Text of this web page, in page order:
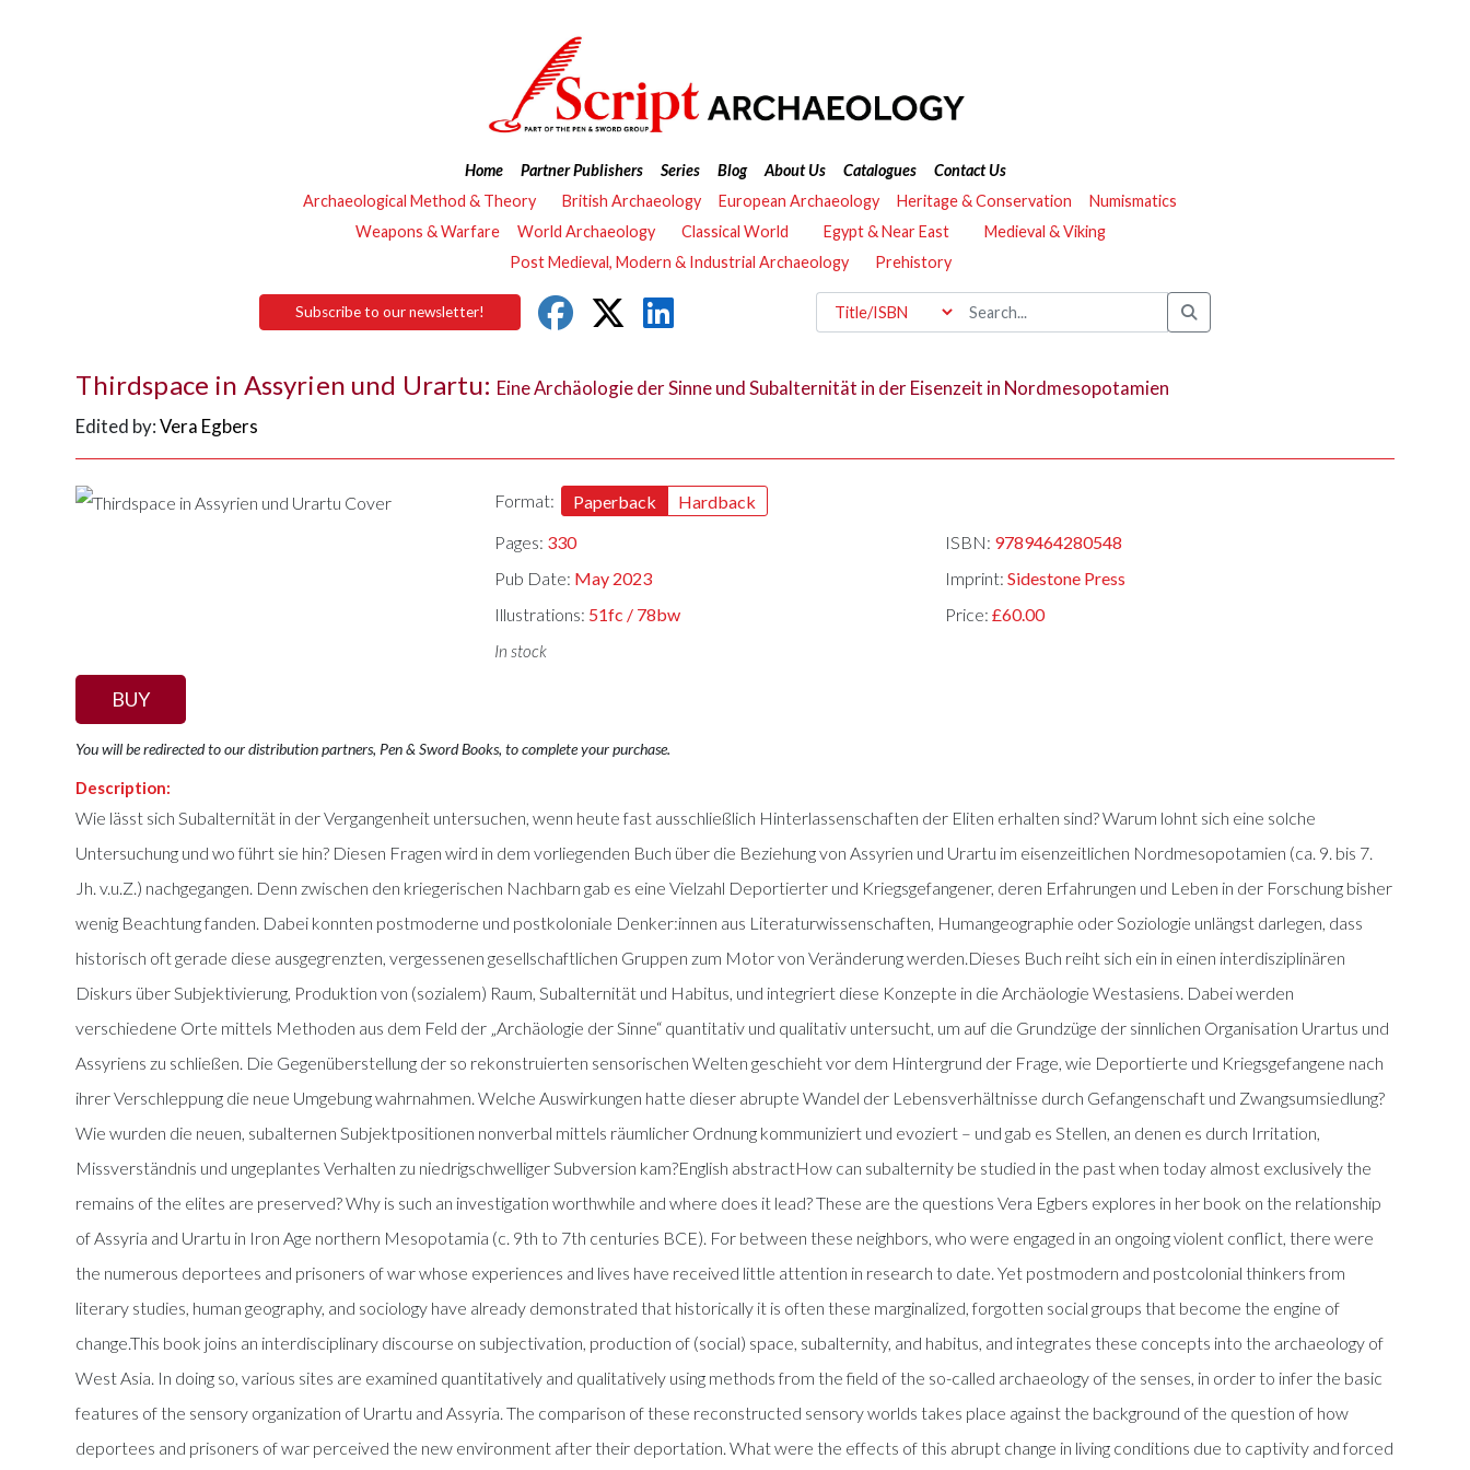
Home Partner Publishers Series Blog About Us Catalogues
Contact Us
Archaeological Method & Theory
British Archaeology European Archaeology Heritage & Conservation
Numismatics
Weapons & Warfare
World Archaeology Classical World Egypt & Near East
Medieval & Viking
Post Medieval, Modern & Industrial Archaeology
Prehistory
Subscribe to our newsletter!
Thirdspace in Assyrien und Urartu: Eine Archäologie der Sinne und Subalternität in der Eisenzeit in Nordmesopotamien
Edited by:Vera Egbers
Format: Paperback
Hardback
Pages: 330 ISBN: 9789464280548
Pub Date: May 2023 Imprint: Sidestone Press
Illustrations: 51fc / 78bw Price: £60.00
In stock
BUY
You will be redirected to our distribution partners, Pen & Sword Books, to complete your purchase.
Description:
Wie lässt sich Subalternität in der Vergangenheit untersuchen, wenn heute fast ausschließlich Hinterlassenschaften der Eliten erhalten sind? Warum lohnt sich eine solche
Untersuchung und wo führt sie hin? Diesen Fragen wird in dem vorliegenden Buch über die Beziehung von Assyrien und Urartu im eisenzeitlichen Nordmesopotamien (ca. 9. bis 7.
Jh. v.u.Z.) nachgegangen. Denn zwischen den kriegerischen Nachbarn gab es eine Vielzahl Deportierter und Kriegsgefangener, deren Erfahrungen und Leben in der Forschung bisher
wenig Beachtung fanden. Dabei konnten postmoderne und postkoloniale Denker:innen aus Literaturwissenschaften, Humangeographie oder Soziologie unlängst darlegen, dass
historisch oft gerade diese ausgegrenzten, vergessenen gesellschaftlichen Gruppen zum Motor von Veränderung werden.Dieses Buch reiht sich ein in einen interdisziplinären
Diskurs über Subjektivierung, Produktion von (sozialem) Raum, Subalternität und Habitus, und integriert diese Konzepte in die Archäologie Westasiens. Dabei werden
verschiedene Orte mittels Methoden aus dem Feld der „Archäologie der Sinne“ quantitativ und qualitativ untersucht, um auf die Grundzüge der sinnlichen Organisation Urartus und
Assyriens zu schließen. Die Gegenüberstellung der so rekonstruierten sensorischen Welten geschieht vor dem Hintergrund der Frage, wie Deportierte und Kriegsgefangene nach
ihrer Verschleppung die neue Umgebung wahrnahmen. Welche Auswirkungen hatte dieser abrupte Wandel der Lebensverhältnisse durch Gefangenschaft und Zwangsumsiedlung?
Wie wurden die neuen, subalternen Subjektpositionen nonverbal mittels räumlicher Ordnung kommuniziert und evoziert – und gab es Stellen, an denen es durch Irritation,
Missverständnis und ungeplantes Verhalten zu niedrigschwelliger Subversion kam?English abstractHow can subalternity be studied in the past when today almost exclusively the
remains of the elites are preserved? Why is such an investigation worthwhile and where does it lead? These are the questions Vera Egbers explores in her book on the relationship
of Assyria and Urartu in Iron Age northern Mesopotamia (c. 9th to 7th centuries BCE). For between these neighbors, who were engaged in an ongoing violent conflict, there were
the numerous deportees and prisoners of war whose experiences and lives have received little attention in research to date. Yet postmodern and postcolonial thinkers from
literary studies, human geography, and sociology have already demonstrated that historically it is often these marginalized, forgotten social groups that become the engine of
change.This book joins an interdisciplinary discourse on subjectivation, production of (social) space, subalternity, and habitus, and integrates these concepts into the archaeology of
West Asia. In doing so, various sites are examined quantitatively and qualitatively using methods from the field of the so-called archaeology of the senses, in order to infer the basic
features of the sensory organization of Urartu and Assyria. The comparison of these reconstructed sensory worlds takes place against the background of the question of how
deportees and prisoners of war perceived the new environment after their deportation. What were the effects of this abrupt change in living conditions due to captivity and forced